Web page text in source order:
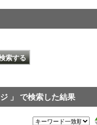
」 で検索した結果